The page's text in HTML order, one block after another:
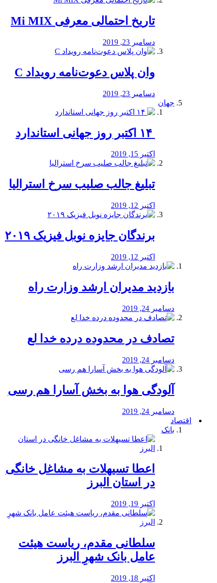
تاریخ احتمالی معرفی Mi MIX
دسامبر 23, 2019
وان پلاس دعوت‌نامه رویداد C
دسامبر 23, 2019
جهان
اکتبر 15, 2019
تبلیغ جالب صلیب سرخ استرالیا
اکتبر 12, 2019
برندگان جایزه نوبل فیزیک ۲۰۱۹
اکتبر 12, 2019
بازدید مدیران ارشد وزارت راه
دسامبر 24, 2019
تصادف در محدوده درده خدا لع
دسامبر 24, 2019
آلودگی هوا به بخش آسارا هم رسی
دسامبر 24, 2019
اقتصاد
بانک
️اعطا تسیهلات به مشاغل خانگی
در استان البرز
اکتبر 19, 2019
سلطانی مقدم، ریاست هیئت
عامل بانک شهرِ البرز
اکتبر 18, 2019